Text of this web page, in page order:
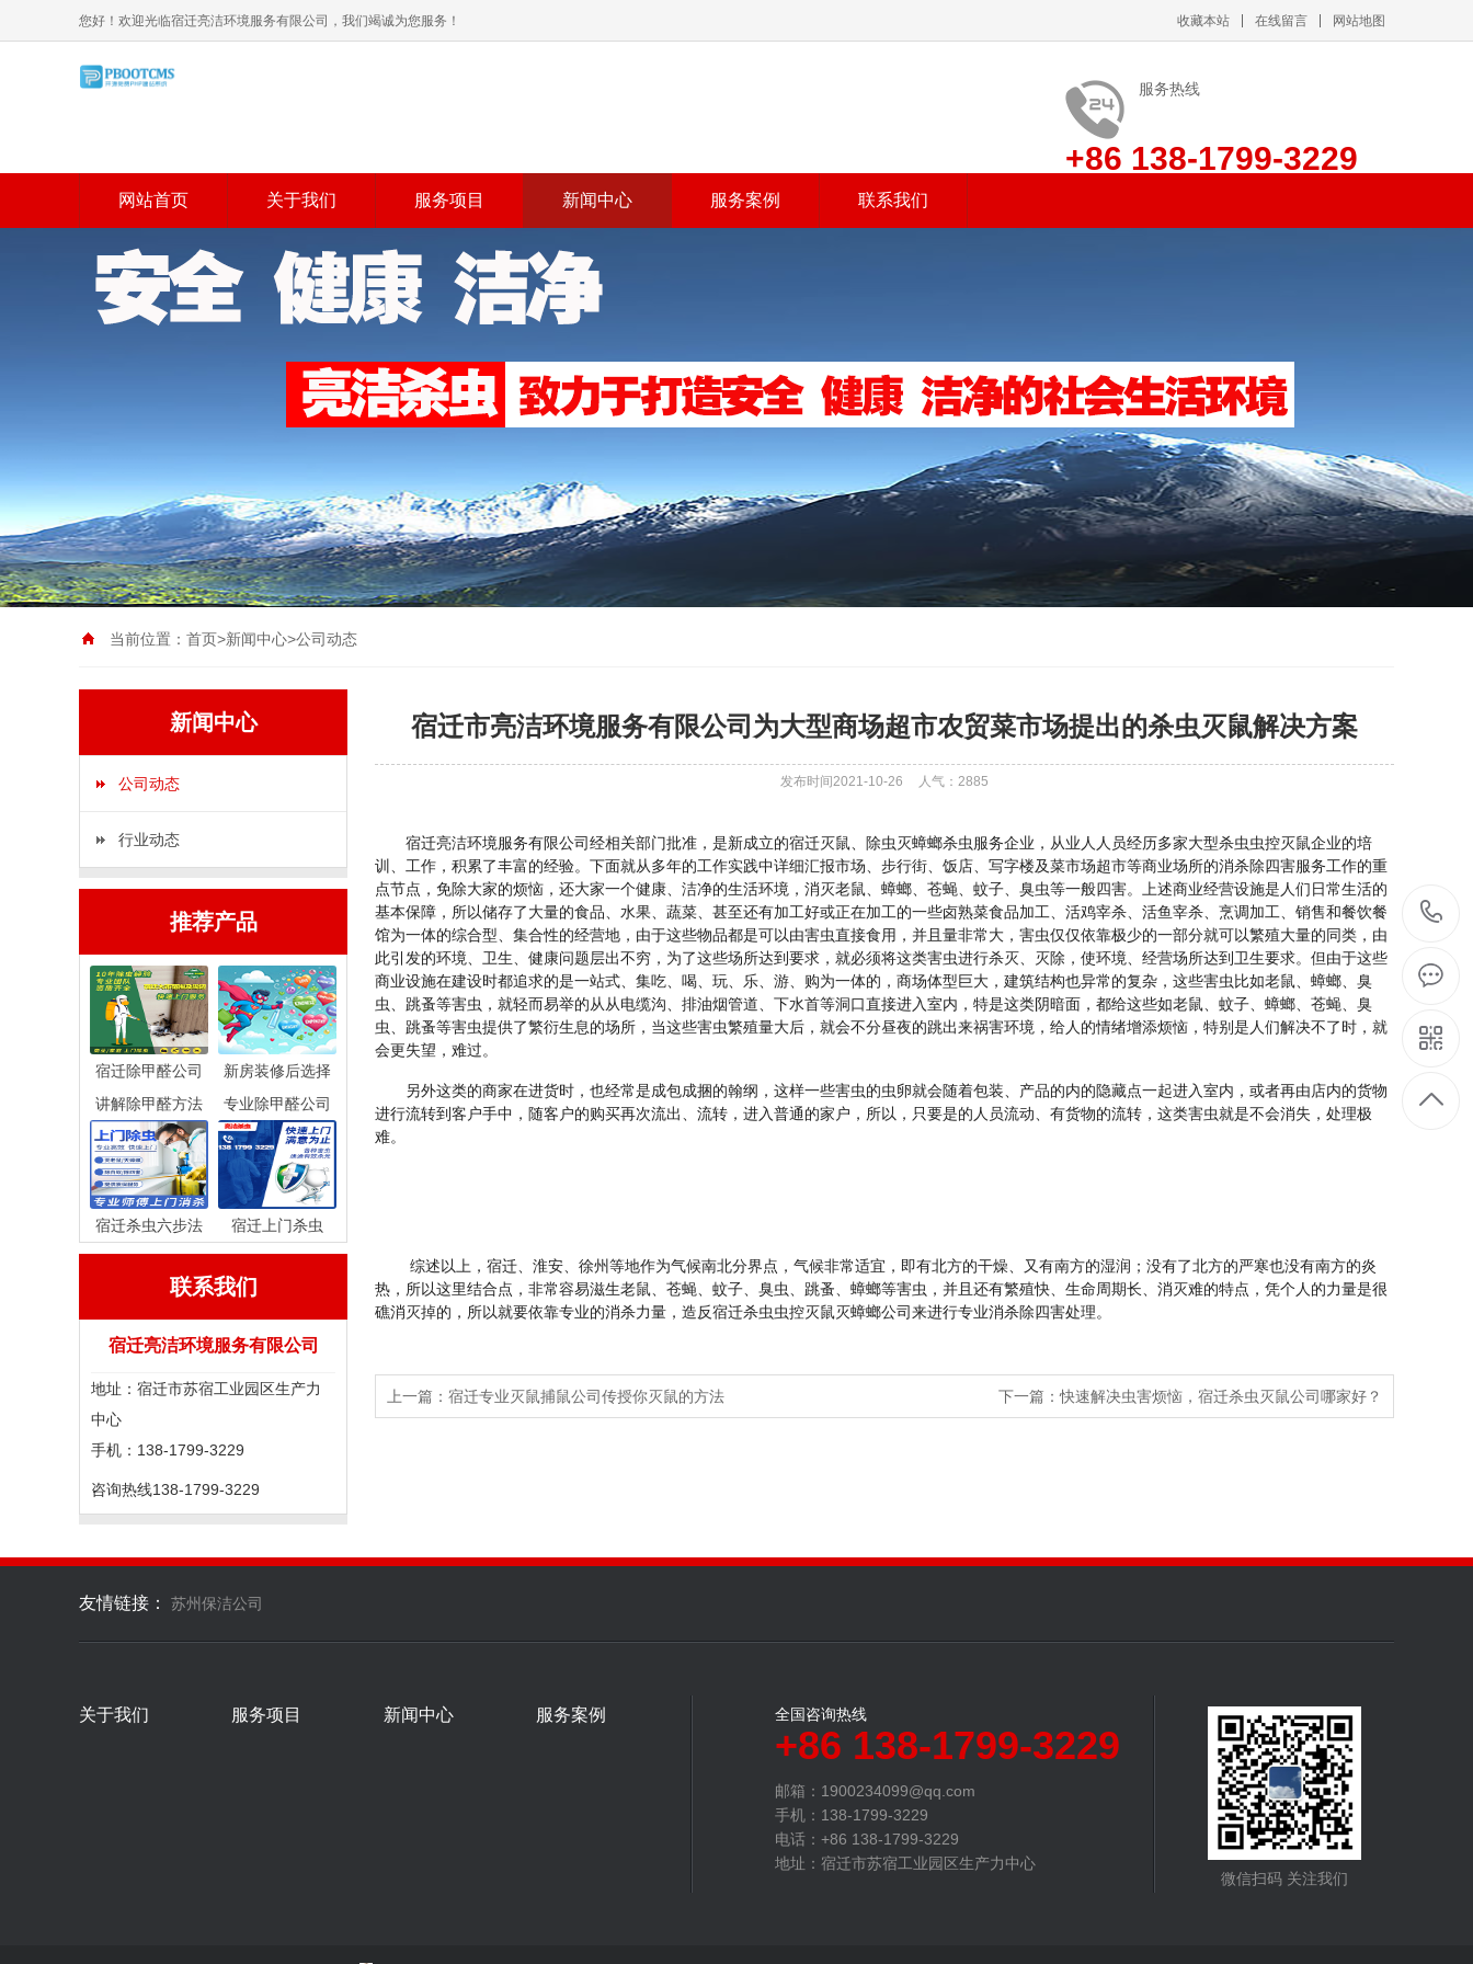
您好！欢迎光临宿迁亮洁环境服务有限公司，我们竭诚为您服务！ 收藏本站 在线留言 网站地图
服务热线
+86 138-1799-3229
网站首页 关于我们 服务项目 新闻中心 服务案例 联系我们
当前位置： 首页>新闻中心>公司动态
新闻中心
公司动态
行业动态
推荐产品
宿迁除甲醛公司
讲解除甲醛方法
新房装修后选择
专业除甲醛公司
宿迁杀虫六步法 宿迁上门杀虫
联系我们
宿迁亮洁环境服务有限公司
地址：宿迁市苏宿工业园区生产力
中心
手机：138-1799-3229
咨询热线138-1799-3229
宿迁市亮洁环境服务有限公司为大型商场超市农贸菜市场提出的杀虫灭鼠解决方案
发布时间2021-10-26 人气： 2885
宿迁亮洁环境服务有限公司经相关部门批准，是新成立的宿迁灭鼠、除虫灭蟑螂杀虫服务企业，从业人人员经历多家大型杀虫虫控灭鼠企业的培
训、工作，积累了丰富的经验。下面就从多年的工作实践中详细汇报市场、步行街、饭店、写字楼及菜市场超市等商业场所的消杀除四害服务工作的重
点节点，免除大家的烦恼，还大家一个健康、洁净的生活环境，消灭老鼠、蟑螂、苍蝇、蚊子、臭虫等一般四害。上述商业经营设施是人们日常生活的
基本保障，所以储存了大量的食品、水果、蔬菜、甚至还有加工好或正在加工的一些卤熟菜食品加工、活鸡宰杀、活鱼宰杀、烹调加工、销售和餐饮餐
馆为一体的综合型、集合性的经营地，由于这些物品都是可以由害虫直接食用，并且量非常大，害虫仅仅依靠极少的一部分就可以繁殖大量的同类，由
此引发的环境、卫生、健康问题层出不穷，为了这些场所达到要求，就必须将这类害虫进行杀灭、灭除，使环境、经营场所达到卫生要求。但由于这些
商业设施在建设时都追求的是一站式、集吃、喝、玩、乐、游、购为一体的，商场体型巨大，建筑结构也异常的复杂，这些害虫比如老鼠、蟑螂、臭
虫、跳蚤等害虫，就轻而易举的从从电缆沟、排油烟管道、下水首等洞口直接进入室内，特是这类阴暗面，都给这些如老鼠、蚊子、蟑螂、苍蝇、臭
虫、跳蚤等害虫提供了繁衍生息的场所，当这些害虫繁殖量大后，就会不分昼夜的跳出来祸害环境，给人的情绪增添烦恼，特别是人们解决不了时，就
会更失望，难过。
另外这类的商家在进货时，也经常是成包成捆的翰纲，这样一些害虫的虫卵就会随着包装、产品的内的隐藏点一起进入室内，或者再由店内的货物
进行流转到客户手中，随客户的购买再次流出、流转，进入普通的家户，所以，只要是的人员流动、有货物的流转，这类害虫就是不会消失，处理极
难。
综述以上，宿迁、淮安、徐州等地作为气候南北分界点，气候非常适宜，即有北方的干燥、又有南方的湿润；没有了北方的严寒也没有南方的炎
热，所以这里结合点，非常容易滋生老鼠、苍蝇、蚊子、臭虫、跳蚤、蟑螂等害虫，并且还有繁殖快、生命周期长、消灭难的特点，凭个人的力量是很
礁消灭掉的，所以就要依靠专业的消杀力量，造反宿迁杀虫虫控灭鼠灭蟑螂公司来进行专业消杀除四害处理。
上一篇： 宿迁专业灭鼠捕鼠公司传授你灭鼠的方法 下一篇：快速解决虫害烦恼，宿迁杀虫灭鼠公司哪家好？
友情链接： 苏州保洁公司
关于我们 服务项目 新闻中心 服务案例 全国咨询热线
+86 138-1799-3229
邮箱：1900234099@qq.com
手机：138-1799-3229
电话：+86 138-1799-3229
地址：宿迁市苏宿工业园区生产力中心
微信扫码 关注我们